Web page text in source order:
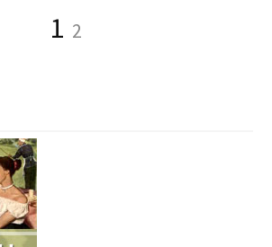
Page
1 Page
2